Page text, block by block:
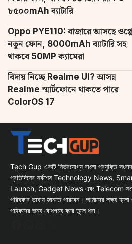
৮৫০০mAh ব্যাটারি
Oppo PYE110: বাজারে আসছে
নতুন ফোন, 8000mAh ব্যাটারি সহ
থাকবে 50MP ক্যামেরা
বিদায় নিচ্ছে Realme UI? আসন্ন
Realme স্মার্টফোনে থাকতে পারে
ColorOS 17
Tech Gup একটি নির্ভরযোগ্য বাংলা প্রযুক্তি
প্রতিদিনের সর্বশেষ Technology News,
Launch, Gadget News এবং Telecom
পরিষ্কার ভাষায় জানতে পারবেন। আমাদের লক্ষ্য
পাঠকদের জন্য বোধগম্য করে তুলে ধরা।